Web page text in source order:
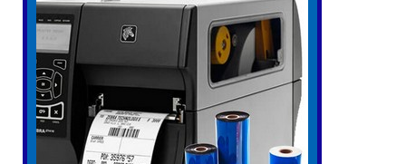
encontrar impressoras têxteis e impressoras
so...